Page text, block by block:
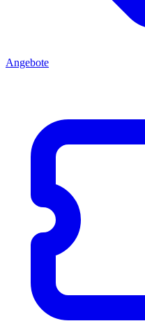
Angebote